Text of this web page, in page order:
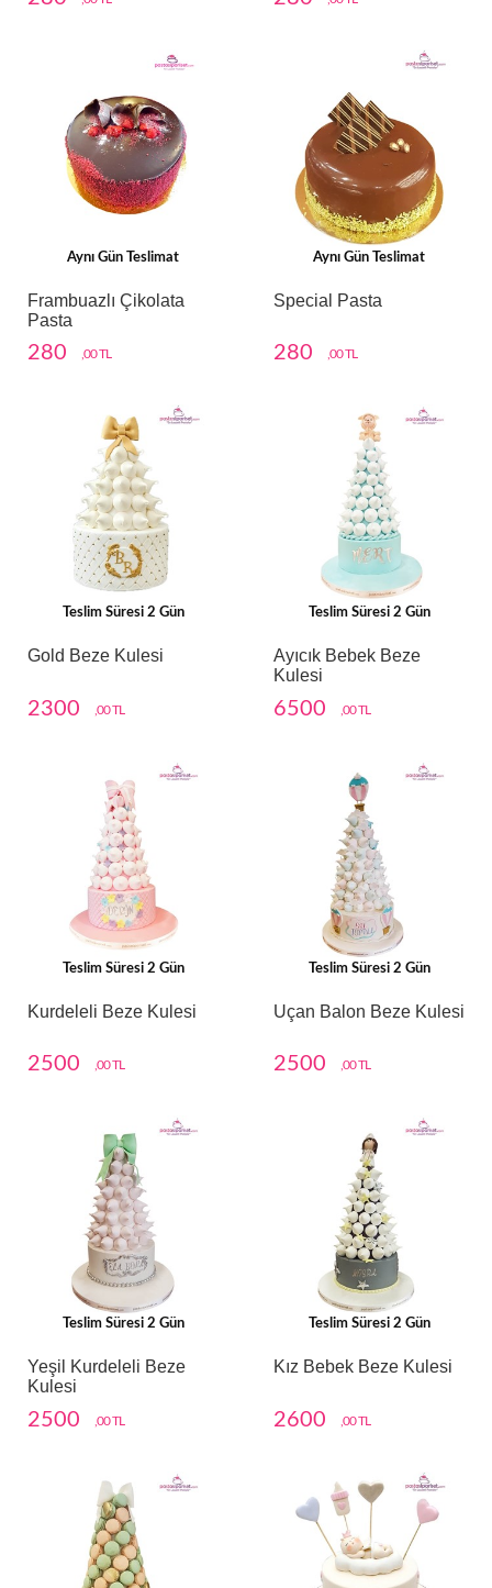
Aynı Gün Teslimat
Frambuazlı Çikolata
Pasta
280 ,00 TL
Aynı Gün Teslimat
Special Pasta
280 ,00 TL
Teslim Süresi 2 Gün
Gold Beze Kulesi
2300 ,00 TL
Teslim Süresi 2 Gün
Ayıcık Bebek Beze
Kulesi
6500 ,00 TL
Teslim Süresi 2 Gün
Kurdeleli Beze Kulesi
2500 ,00 TL
Teslim Süresi 2 Gün
Uçan Balon Beze Kulesi
2500 ,00 TL
Teslim Süresi 2 Gün
Yeşil Kurdeleli Beze
Kulesi
2500 ,00 TL
Teslim Süresi 2 Gün
Kız Bebek Beze Kulesi
2600 ,00 TL